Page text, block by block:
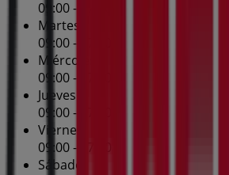
09:00 - 17:00
Martes
09:00 - 17:00
Miércoles
09:00 - 17:00
Jueves
09:00 - 17:00
Viernes
09:00 - 17:00
Sábado